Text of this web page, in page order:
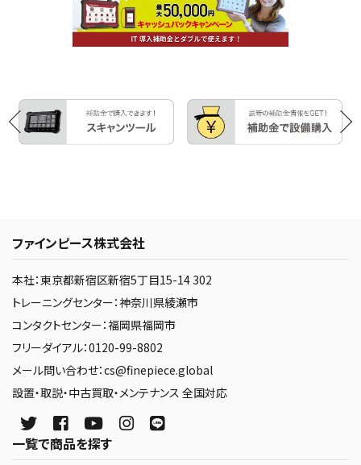
ファインピース株式会社
本社：東京都新宿区新宿5丁目15-14 302
トレーニングセンター：神奈川県綾瀬市
コンタクトセンター：福岡県福岡市
フリーダイアル：0120-99-8802
メール問い合わせ：cs@finepiece.global
設置・取説・中古買取・メンテナンス 全国対応
一覧で商品を探す